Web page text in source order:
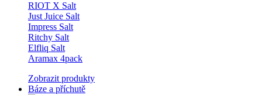
RIOT X Salt
Just Juice Salt
Impress Salt
Ritchy Salt
Elfliq Salt
Aramax 4pack
Zobrazit produkty
Báze a příchutě